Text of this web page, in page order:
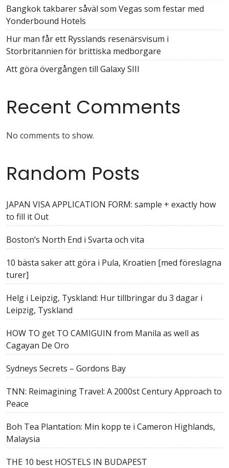
Bangkok takbarer såväl som Vegas som festar med
Yonderbound Hotels
Hur man får ett Rysslands resenärsvisum i
Storbritannien för brittiska medborgare
Att göra övergången till Galaxy SIII
Recent Comments
No comments to show.
Random Posts
JAPAN VISA APPLICATION FORM: sample + exactly how
to fill it Out
Boston’s North End i Svarta och vita
10 bästa saker att göra i Pula, Kroatien [med föreslagna
turer]
Helg i Leipzig, Tyskland: Hur tillbringar du 3 dagar i
Leipzig, Tyskland
HOW TO get TO CAMIGUIN from Manila as well as
Cagayan De Oro
Sydneys Secrets – Gordons Bay
TNN: Reimagining Travel: A 2000st Century Approach to
Peace
Boh Tea Plantation: Min kopp te i Cameron Highlands,
Malaysia
THE 10 best HOSTELS IN BUDAPEST